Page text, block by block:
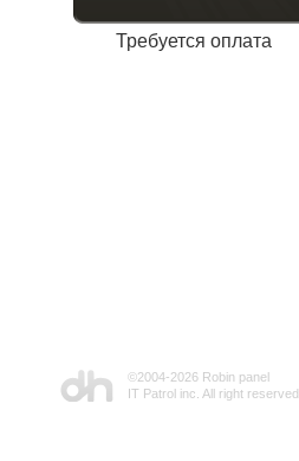
Требуется оплата
©2004-2026 Robin panel
IT Patrol inc. All right reserved.